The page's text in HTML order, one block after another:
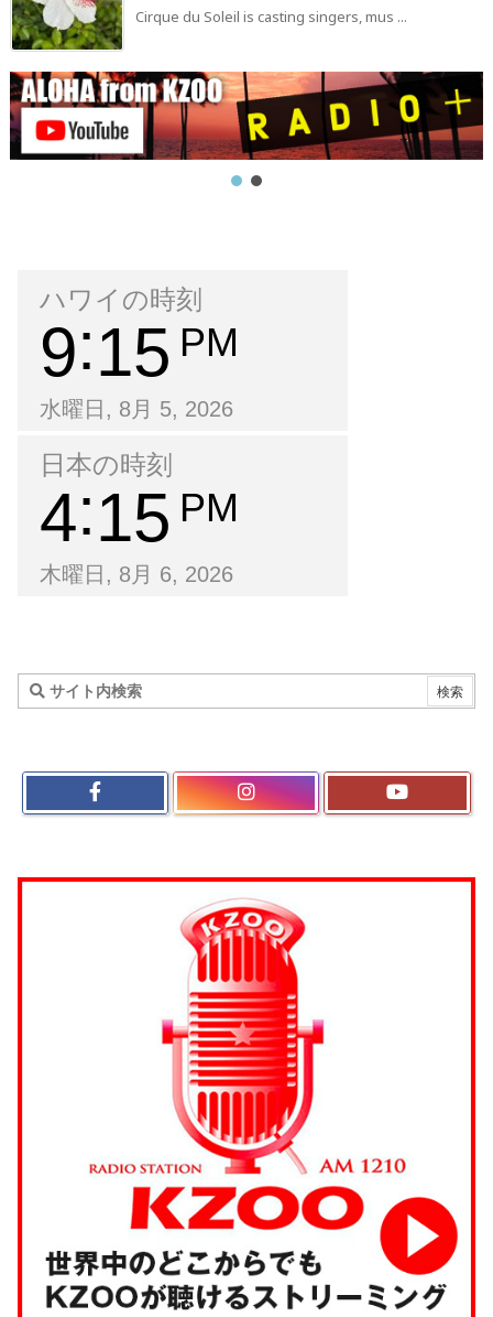
Cirque du Soleil is casting singers, mus ...
ハワイの時刻
9 15 PM
水曜日, 8月 5, 2026
日本の時刻
4 15 PM
木曜日, 8月 6, 2026